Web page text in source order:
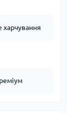
харчування